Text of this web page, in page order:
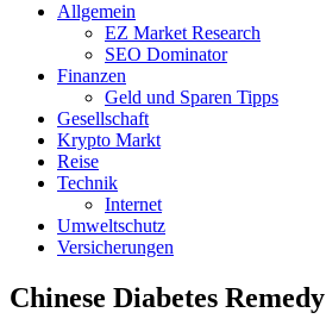
Allgemein
EZ Market Research
SEO Dominator
Finanzen
Geld und Sparen Tipps
Gesellschaft
Krypto Markt
Reise
Technik
Internet
Umweltschutz
Versicherungen
Chinese Diabetes Remedy